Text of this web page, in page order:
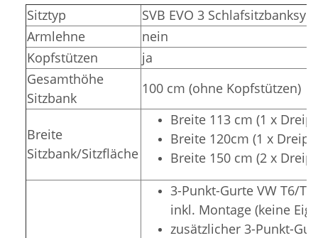
Sitztyp
SVB EVO 3
Armlehne
nein
Kopfstützen
ja
Gesamthöhe
Sitzbank
100 cm (ohne Kopfstützen)
Breite
Sitzbank/Sitzfläche
Breite 113 cm (1 x
Breite 120cm (1 x
Breite 150 cm (2 x
3-Punkt-Gurte VW T6/
inkl. Montage (keine
zusätzlicher 3-Punkt-